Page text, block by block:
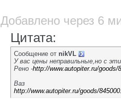
Добавлено через 6
Цитата:
Сообщение от nikVL
У вас цены неправильные,но с
Рено -http://www.autopiter.ru/goods/
Ваз
http://www.autopiter.ru/goods/